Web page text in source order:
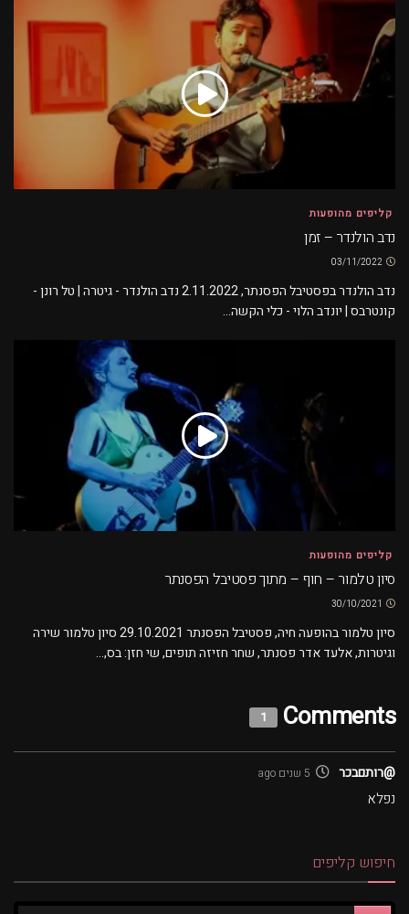
קליפים מהופעות
נדב הולנדר – זמן
נדב הולנדר בפסטיבל הפסנתר, 2.11.2022 נדב הולנדר - גיטרה | טל רונן -
קונטרבס | יונדב הלוי - כלי הקשה...
קליפים מהופעות
סיון טלמור – חוף – מתוך פסטיבל הפסנתר
סיון טלמור בהופעה חיה, פסטיבל הפסנתר 29.10.2021 סיון טלמור שירה
וגיטרות, אלעד אדר פסנתר, שחר חזיזה תופים, שי חזן: בס,...
Comments
1
@רותםבכר 5 שנים ago
נפלא
חיפוש קליפים